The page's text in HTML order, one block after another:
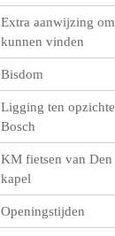
Extra aanwijzing
kunnen vinden
Bisdom
Ligging ten
Bosch
KM fietsen van Den
kapel
Openingstijden